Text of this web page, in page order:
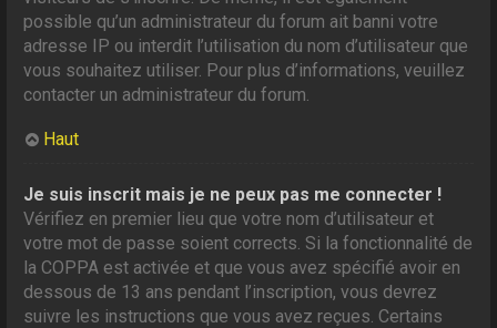
possible qu’un administrateur du forum ait banni votre
adresse IP ou interdit l’utilisation du nom d’utilisateur que
vous souhaitez utiliser. Pour plus d’informations, veuillez
contacter un administrateur du forum.
Haut
Je suis inscrit mais je ne peux pas me connecter !
Vérifiez en premier lieu que votre nom d’utilisateur et
votre mot de passe soient corrects. Si la fonctionnalité de
la COPPA est activée et que vous avez spécifié avoir en
dessous de 13 ans pendant l’inscription, vous devrez
suivre les instructions que vous avez reçues. Certains